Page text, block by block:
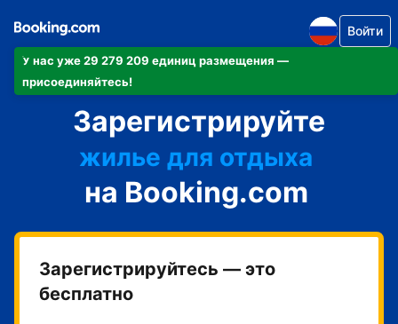
У нас уже 29 279 209 единиц размещения —
присоединяйтесь!
Войти
Зарегистрируйте
апартаменты/квартиру
отель
жилье для отдыха
гостевой дом
мини-отель
на Booking.com
Зарегистрируйтесь — это
бесплатно